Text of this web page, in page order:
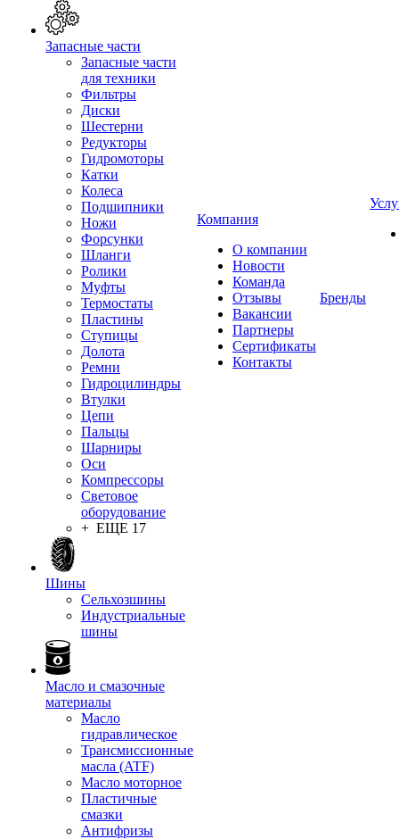
Запасные части
Запасные части
для техники
Фильтры
Диски
Шестерни
Редукторы
Гидромоторы
Катки
Колеса
Подшипники
Ножи
Форсунки
Шланги
Ролики
Муфты
Термостаты
Пластины
Ступицы
Долота
Ремни
Гидроцилиндры
Втулки
Цепи
Пальцы
Шарниры
Оси
Компрессоры
Световое
оборудование
+ ЕЩЕ 17
Шины
Сельхозшины
Индустриальные
шины
Масло и смазочные
материалы
Масло
гидравлическое
Трансмиссионные
масла (ATF)
Масло моторное
Пластичные
смазки
Антифризы
Компания
О компании
Новости
Команда
Отзывы
Вакансии
Партнеры
Сертификаты
Контакты
Бренды